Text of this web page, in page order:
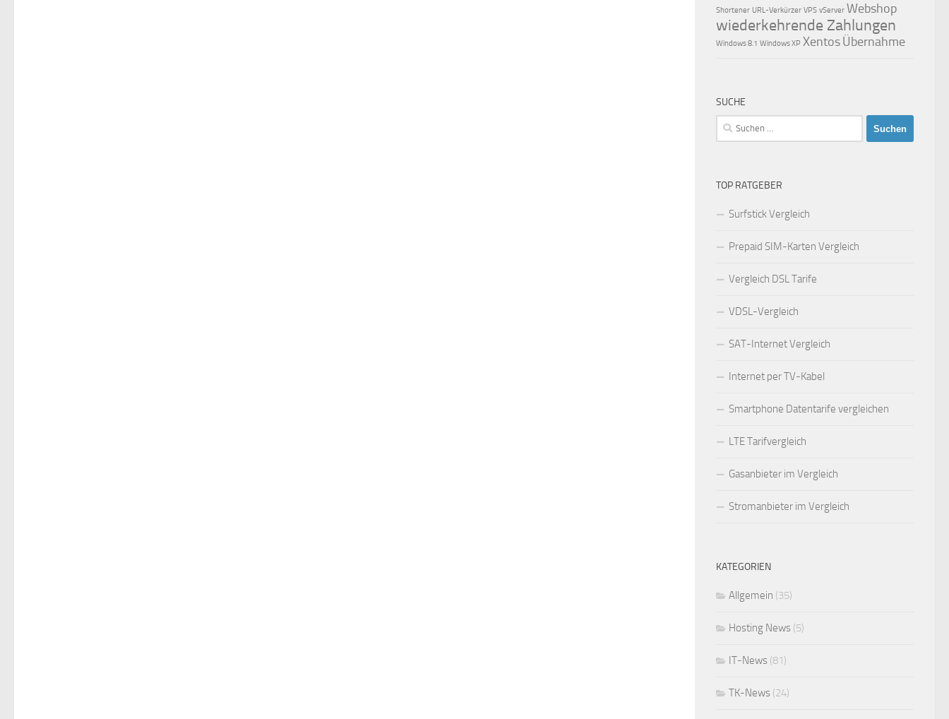
Shortener URL-Verkürzer VPS vServer Webshop
wiederkehrende Zahlungen
Windows 8.1 Windows XP Xentos Übernahme
SUCHE
Suchen
nach:
TOP RATGEBER
Surfstick Vergleich
Prepaid SIM-Karten Vergleich
Vergleich DSL Tarife
VDSL-Vergleich
SAT-Internet Vergleich
Internet per TV-Kabel
Smartphone Datentarife vergleichen
LTE Tarifvergleich
Gasanbieter im Vergleich
Stromanbieter im Vergleich
KATEGORIEN
Allgemein (35)
Hosting News (5)
IT-News (81)
TK-News (24)